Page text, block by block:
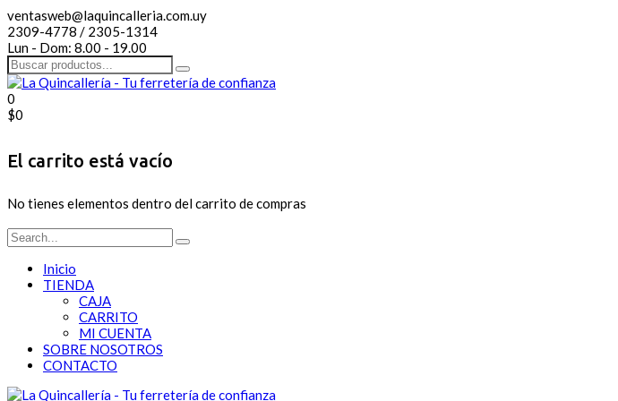
ventasweb@laquincalleria.com.uy
2309-4778 / 2305-1314
Lun - Dom: 8.00 - 19.00
0
$0
El carrito está vacío
No tienes elementos dentro del carrito de compras
Inicio
TIENDA
CAJA
CARRITO
MI CUENTA
SOBRE NOSOTROS
CONTACTO